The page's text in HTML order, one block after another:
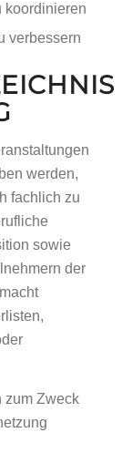
koordinieren
verbessern
werden,
fachlich zu
sowie
der
zum Zweck